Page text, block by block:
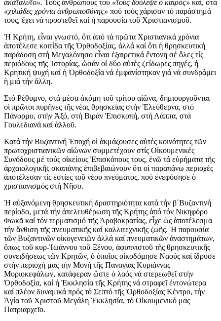
ἀκατάλυτο». Τούς ἀνθρώπους του «τούς δούλεψε ὁ καιρός» καί, στά
«χιλιάδες χρόνια ἀνθρωποσύνης» πού τούς χάρισαν τό παράστημά
τους, ἔχει νά προστεθεῖ καί ἡ παρουσία τοῦ Χριστιανισμοῦ.
Ἡ Κρήτη, εἶναι γνωστό, ὅτι ἀπό τά πρῶτα Χριστιανικά χρόνια
ἀποτέλεσε κοιτίδα τῆς Ὀρθοδοξίας, ἀλλά καί ὅτι ἡ θρησκευτική
παράδοση στή Μεγαλόνησο εἶναι ἐξαιρετικά ἔντονη σέ ὅλες τίς
περιόδους τῆς Ἱστορίας, ὡσάν οἱ δύο αὐτές ζείδωρες πηγές, ἡ
Κρητική ψυχή καί ἡ Ὀρθοδοξία νά ἐμφανίστηκαν γιά νά συνδράμει
ἡ μιά τήν ἄλλη.
Στό Ρέθυμνο, στά μέσα ἀκόμη τοῦ τρίτου αἰῶνα, δημιουργοῦνται
οἱ πρῶτοι πυρῆνες τῆς νέας θρησκείας στήν Ἐλεύθερνα, στό
Πάνορμο, στήν Ἀξό, στή Βιράν Ἐπισκοπή, στή Λάππα, στά
Γουλεδιανά καί ἀλλοῦ.
Κατά τήν Βυζαντινή Ἐποχή οἱ ἀκμάζουσες αὐτές κοινότητες τῶν
πρωτοχριστιανικῶν αἰώνων συμμετέχουν στίς Οἰκουμενικές
Συνόδους μέ τούς οἰκείους Ἐπισκόπους τους, ἐνῶ τά εὑρήματα τῆς
ἀρχαιολογικῆς σκαπάνης ἐπιβεβαιώνουν ὅτι οἱ παραπάνω περιοχές
ἀποτέλεσαν τίς ἑστίες τοῦ νέου πνεύματος, πού ἐνεφύσησε ὁ
χριστιανισμός στή Νῆσο.
Ἡ αὐξανόμενη θρησκευτική δραστηριότητα κατά τήν β΄Βυζαντινή
περίοδο, μετά τήν ἀπελευθέρωση τῆς Κρήτης ἀπό τόν Νικηφόρο
Φωκᾶ καί τόν τερματισμό τῆς Ἀραβοκρατίας, εἶχε ὡς ἀποτέλεσμα
τήν ἄνθιση τῆς πνευματικῆς καί καλλιτεχνικῆς ζωῆς. Ἡ παρουσία
τῶν Βυζαντινῶν οἰκογενειῶν ἀλλά καί πνευματικῶν ἀναστημάτων,
ὅπως τοῦ κυρ-Ἰωάννου τοῦ Ξένου, ἀφυπνιστοῦ τῆς θρησκευτικῆς
συνειδήσεως τῶν Κρητῶν, ὁ ὁποῖος οἰκοδόμησε Ναούς καί ἵδρυσε
στήν περιοχή μας τήν Μονή τῆς Παναγίας Κυριάννας
Μυριοκεφάλων, κατάφεραν ὥστε ὁ λαός νά στερεωθεῖ στήν
Ὀρθοδοξία, καί ἡ Ἐκκλησία τῆς Κρήτης νά στραφεῖ ἐντονώτερα
καί πλέον δυναμικά πρός τό Σεπτό τῆς Ὀρθοδοξίας Κέντρο, τήν
Ἁγία τοῦ Χριστοῦ Μεγάλη Ἐκκλησία, τό Οἰκουμενικό μας
Πατριαρχεῖο.